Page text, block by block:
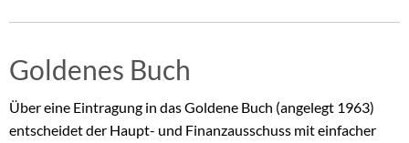
Goldenes Buch
Über eine Eintragung in das Goldene Buch (angelegt 1963)
entscheidet der Haupt- und Finanzausschuss mit einfacher